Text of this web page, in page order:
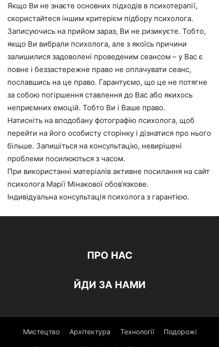
Якщо Ви не знаєте основних підходів в психотерапії,
скористайтеся іншим критерієм підбору психолога.
Записуючись на прийом зараз, Ви не ризикуєте. Тобто,
якщо Ви вибрали психолога, але з якоїсь причини
залишилися задоволені проведеним сеансом – у Вас є
повне і беззастережне право не оплачувати сеанс,
пославшись на це право. Гарантуємо, що це не потягне
за собою погіршення ставлення до Вас або якихось
неприємних емоцій. Тобто Ви і Ваше право.
Натисніть на вподобану фотографію психолога, щоб
перейти на його особисту сторінку і дізнатися про нього
більше. Запишіться на консультацію, невирішені
проблеми посилюються з часом.
При використанні матеріалів активне посилання на сайт
психолога Марії Мінакової обов’язкове.
Індивідуальна консультація психолога з гарантією.
ПРО НАС
ЙДИ ЗА НАМИ
Мистецтво Архітектура Технології Подорожі